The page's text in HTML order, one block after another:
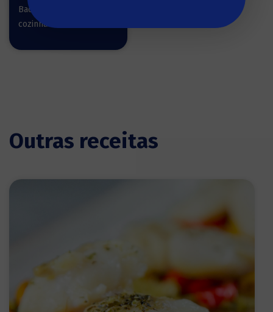
Bacalhau pronto a
cozinhar
Outras receitas